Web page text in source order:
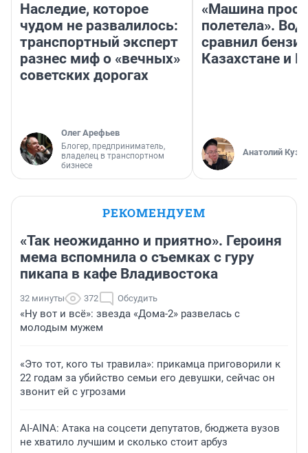
Наследие, которое
чудом не развалилось:
транспортный эксперт
разнес миф о «вечных»
советских дорогах
Олег Арефьев
Блогер, предприниматель,
владелец в транспортном
бизнесе
«Машина
полетела».
сравнил
Казахстане и
Анатолий
РЕКОМЕНДУЕМ
«Так неожиданно и приятно». Героиня
мема вспомнила о съемках с гуру
пикапа в кафе Владивостока
32 минуты 372 Обсудить
«Ну вот и всё»: звезда «Дома-2» развелась с
молодым мужем
«Это тот, кого ты травила»: прикамца приговорили к
22 годам за убийство семьи его девушки, сейчас он
звонит ей с угрозами
AI-AINA: Атака на соцсети депутатов, бюджета вузов
не хватило лучшим и сколько стоит арбуз